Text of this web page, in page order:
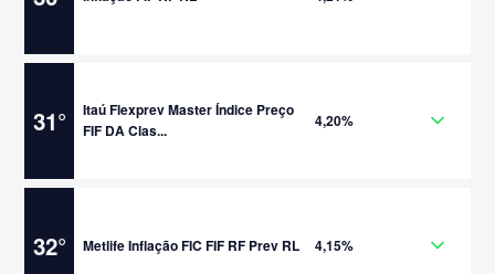
31°
Itaú Flexprev Master Índice Preço
FIF DA Clas...
4,20%
32° Metlife Inflação FIC FIF RF Prev RL 4,15%